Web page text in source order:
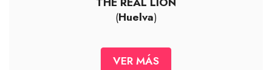
(Huelva)
VER MÁS